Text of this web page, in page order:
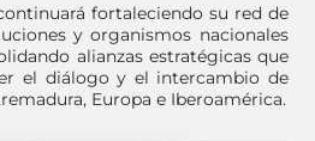
fortaleciendo su red de
y organismos nacionales
alianzas estratégicas que
el diálogo y el intercambio de
Europa e Iberoamérica.